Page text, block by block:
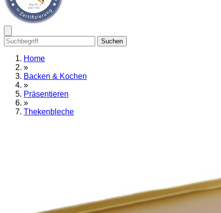
Suchen
Home
»
Backen & Kochen
»
Präsentieren
»
Thekenbleche